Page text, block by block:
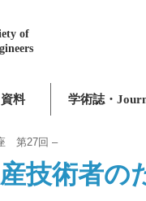
of
料 学術誌・
第27回 –
技術者の